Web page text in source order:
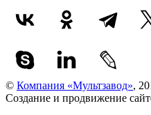
© Компания «Мультзавод»,
Создание и продвижение